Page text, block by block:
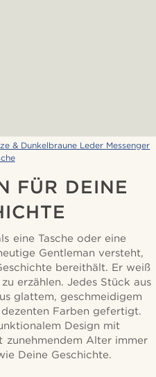
& Dunkelbraune Leder Messenger
FÜR DEINE
eine Tasche oder eine
Gentleman versteht,
bereithält. Er weiß
erzählen. Jedes Stück aus
glattem, geschmeidigem
Farben gefertigt.
Design mit
zunehmendem Alter immer
Deine Geschichte.